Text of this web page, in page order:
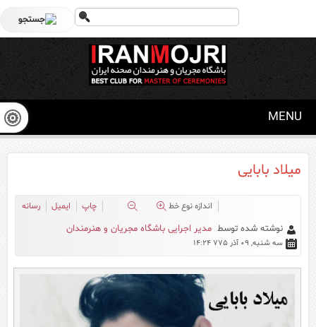
MENU
میلاد بابایی
اندازه نوع خط چاپ ایمیل رسانه
نوشته شده توسط مدیر اجرایی باشگاه مجریان و هنرمندان
سه شنبه, 09 آذر 775 14:24